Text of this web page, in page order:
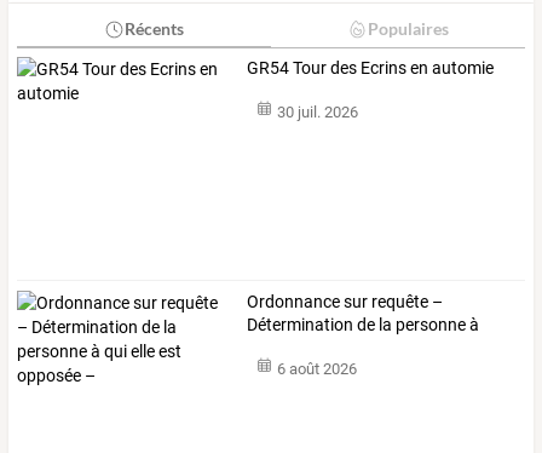
Récents Populaires
GR54 Tour des Ecrins en automie
30 juil. 2026
Ordonnancesur requête –
Détermination de la personneà
6 août 2026